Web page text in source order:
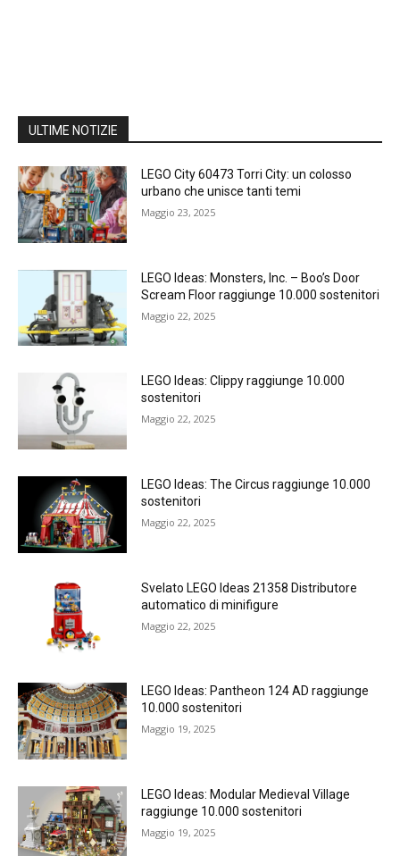
ULTIME NOTIZIE
LEGO City 60473 Torri City: un colosso
urbano che unisce tanti temi
Maggio 23, 2025
LEGO Ideas: Monsters, Inc. – Boo’s Door
Scream Floor raggiunge 10.000 sostenitori
Maggio 22, 2025
LEGO Ideas: Clippy raggiunge 10.000
sostenitori
Maggio 22, 2025
LEGO Ideas: The Circus raggiunge 10.000
sostenitori
Maggio 22, 2025
Svelato LEGO Ideas 21358 Distributore
automatico di minifigure
Maggio 22, 2025
LEGO Ideas: Pantheon 124 AD raggiunge
10.000 sostenitori
Maggio 19, 2025
LEGO Ideas: Modular Medieval Village
raggiunge 10.000 sostenitori
Maggio 19, 2025